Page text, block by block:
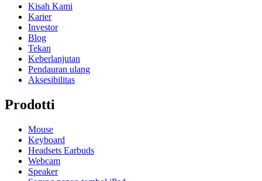
Kisah Kami
Karier
Investor
Blog
Tekan
Keberlanjutan
Pendauran ulang
Aksesibilitas
Prodotti
Mouse
Keyboard
Headsets Earbuds
Webcam
Speaker